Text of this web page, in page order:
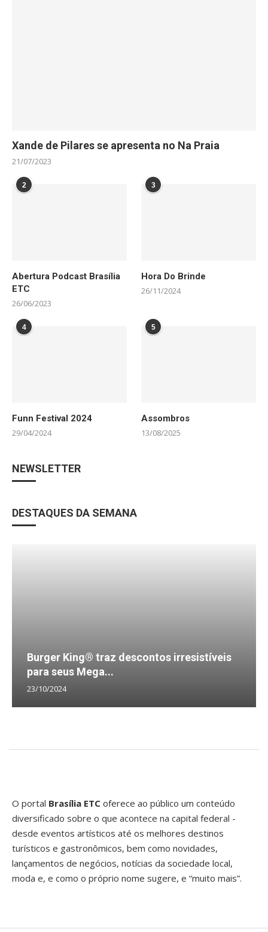
Xande de Pilares se apresenta no Na Praia
21/07/2023
2
Abertura Podcast Brasília
ETC
26/06/2023
3
Hora Do Brinde
26/11/2024
4
Funn Festival 2024
29/04/2024
5
Assombros
13/08/2025
NEWSLETTER
DESTAQUES DA SEMANA
Burger King® traz descontos irresistíveis
para seus Mega...
23/10/2024
O portal Brasília ETC oferece ao público um conteúdo
diversificado sobre o que acontece na capital federal -
desde eventos artísticos até os melhores destinos
turísticos e gastronômicos, bem como novidades,
lançamentos de negócios, notícias da sociedade local,
moda e, e como o próprio nome sugere, e “muito mais”.